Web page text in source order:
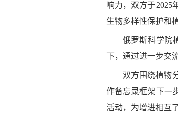
响力，双方于2025
生物多样性保护和
俄罗斯科学院
下，通过进一步交
双方围绕植物
作备忘录框架下一
活动，为增进相互